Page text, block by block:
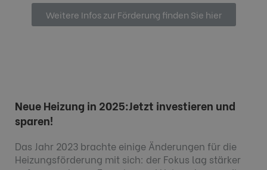
Weitere Infos zur Förderung finden Sie hier
Neue Heizung in 2025:Jetzt investieren und
sparen!
Das Jahr 2023 brachte einige Änderungen für die
Heizungsförderung mit sich: der Fokus lag stärker